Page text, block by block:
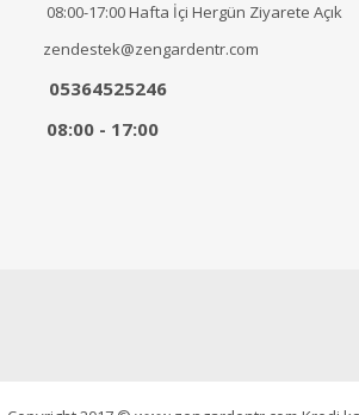
08:00-17:00 Hafta İçi Hergün Ziyarete Açık
zendestek@zengardentr.com
05364525246
08:00 - 17:00